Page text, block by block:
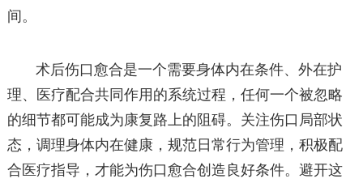
间。
术后伤口愈合是一个需要身体内在条件、外在护
理、医疗配合共同作用的系统过程，任何一个被忽略
的细节都可能成为康复路上的阻碍。关注伤口局部状
态，调理身体内在健康，规范日常行为管理，积极配
合医疗指导，才能为伤口愈合创造良好条件。避开这